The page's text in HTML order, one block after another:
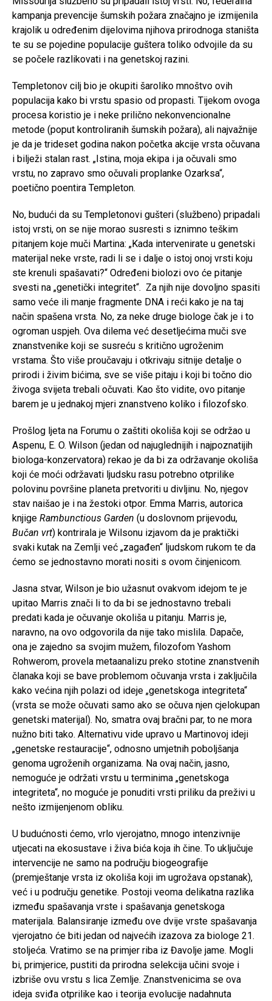
kampanja prevencije šumskih požara značajno je izmijenila
krajolik u određenim dijelovima njihova prirodnoga staništa
te su se pojedine populacije guštera toliko odvojile da su
se počele razlikovati i na genetskoj razini.
Templetonov cilj bio je okupiti šaroliko mnoštvo ovih
populacija kako bi vrstu spasio od propasti. Tijekom ovoga
procesa koristio je i neke prilično nekonvencionalne
metode (poput kontroliranih šumskih požara), ali najvažnije
je da je trideset godina nakon početka akcije vrsta očuvana
i bilježi stalan rast. „Istina, moja ekipa i ja očuvali smo
vrstu, no zapravo smo očuvali proplanke Ozarksa“,
poetično poentira Templeton.
No, budući da su Templetonovi gušteri (službeno) pripadali
istoj vrsti, on se nije morao susresti s iznimno teškim
pitanjem koje muči Martina: „Kada intervenirate u genetski
materijal neke vrste, radi li se i dalje o istoj onoj vrsti koju
ste krenuli spašavati?“ Određeni biolozi ovo će pitanje
svesti na „genetički integritet“. Za njih nije dovoljno spasiti
samo veće ili manje fragmente DNA i reći kako je na taj
način spašena vrsta. No, za neke druge biologe čak je i to
ogroman uspjeh. Ova dilema već desetljećima muči sve
znanstvenike koji se susreću s kritično ugroženim
vrstama. Što više proučavaju i otkrivaju sitnije detalje o
prirodi i živim bićima, sve se više pitaju i koji bi točno dio
živoga svijeta trebali očuvati. Kao što vidite, ovo pitanje
barem je u jednakoj mjeri znanstveno koliko i filozofsko.
Prošlog ljeta na Forumu o zaštiti okoliša koji se održao u
Aspenu, E. O. Wilson (jedan od najuglednijih i najpoznatijih
biologa-konzervatora) rekao je da bi za održavanje okoliša
koji će moći održavati ljudsku rasu potrebno otprilike
polovinu površine planeta pretvoriti u divljinu. No, njegov
stav naišao je i na žestoki otpor. Emma Marris, autorica
knjige Rambunctious Garden (u doslovnom prijevodu,
Bučan vrt) kontrirala je Wilsonu izjavom da je praktički
svaki kutak na Zemlji već „zagađen“ ljudskom rukom te da
ćemo se jednostavno morati nositi s ovom činjenicom.
Jasna stvar, Wilson je bio užasnut ovakvom idejom te je
upitao Marris znači li to da bi se jednostavno trebali
predati kada je očuvanje okoliša u pitanju. Marris je,
naravno, na ovo odgovorila da nije tako mislila. Dapače,
ona je zajedno sa svojim mužem, filozofom Yashom
Rohwerom, provela metaanalizu preko stotine znanstvenih
članaka koji se bave problemom očuvanja vrsta i zaključila
kako većina njih polazi od ideje „genetskoga integriteta“
(vrsta se može očuvati samo ako se očuva njen cjelokupan
genetski materijal). No, smatra ovaj bračni par, to ne mora
nužno biti tako. Alternativu vide upravo u Martinovoj ideji
„genetske restauracije“, odnosno umjetnih poboljšanja
genoma ugroženih organizama. Na ovaj način, jasno,
nemoguće je održati vrstu u terminima „genetskoga
integriteta“, no moguće je ponuditi vrsti priliku da preživi u
nešto izmijenjenom obliku.
U budućnosti ćemo, vrlo vjerojatno, mnogo intenzivnije
utjecati na ekosustave i živa bića koja ih čine. To uključuje
intervencije ne samo na području biogeografije
(premještanje vrsta iz okoliša koji im ugrožava opstanak),
već i u području genetike. Postoji veoma delikatna razlika
između spašavanja vrste i spašavanja genetskoga
materijala. Balansiranje između ove dvije vrste spašavanja
vjerojatno će biti jedan od najvećih izazova za biologe 21.
stoljeća. Vratimo se na primjer riba iz Đavolje jame. Mogli
bi, primjerice, pustiti da prirodna selekcija učini svoje i
izbriše ovu vrstu s lica Zemlje. Znanstvenicima se ova
ideja sviđa otprilike kao i teorija evolucije nadahnuta